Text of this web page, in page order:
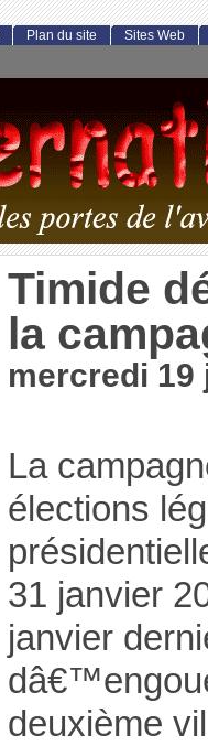
Timide
la
mercredi 19
La
élections
31 janvier
janvier
deuxième
Plan du site Sites Web